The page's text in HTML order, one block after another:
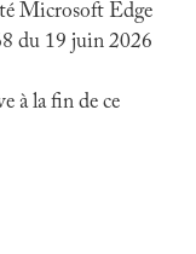
Microsoft Edge
du 19 juin 2026
à la fin de ce